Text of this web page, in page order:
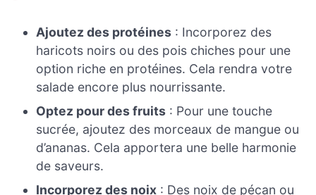
Ajoutez des protéines : Incorporez des
haricots noirs ou des pois chiches pour une
option riche en protéines. Cela rendra votre
salade encore plus nourrissante.
Optez pour des fruits : Pour une touche
sucrée, ajoutez des morceaux de mangue ou
d’ananas. Cela apportera une belle harmonie
de saveurs.
Incorporez des noix : Des noix de pécan ou